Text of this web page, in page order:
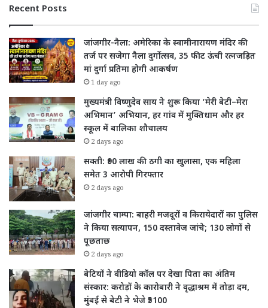
Recent Posts
जांजगीर-नैला: अमेरिका के स्वामीनारायण मंदिर की
तर्ज पर सजेगा नैला दुर्गोत्सव, 35 फीट ऊंची रत्नजड़ित
मां दुर्गा प्रतिमा होगी आकर्षण
1 day ago
मुख्यमंत्री विष्णुदेव साय ने शुरू किया ‘मेरी बेटी–मेरा
अभिमान’ अभियान, हर गांव में मुक्तिधाम और हर
स्कूल में बालिका शौचालय
2 days ago
सक्ती: ₹90 लाख की ठगी का खुलासा, एक महिला
समेत 3 आरोपी गिरफ्तार
2 days ago
जांजगीर चाम्पा: बाहरी मजदूरों व किरायेदारों का पुलिस
ने किया सत्यापन, 150 दस्तावेज जांचे; 130 लोगों से
पूछताछ
2 days ago
बेटियों ने वीडियो कॉल पर देखा पिता का अंतिम
संस्कार: करोड़ों के कारोबारी ने वृद्धाश्रम में तोड़ा दम,
मुंबई से बेटी ने भेजे ₹5100